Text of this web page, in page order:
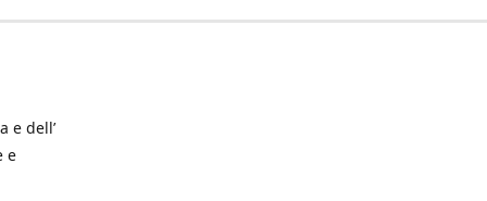
e dell’
e